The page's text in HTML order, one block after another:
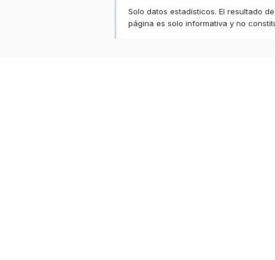
Solo datos estadísticos. El resultado
página es solo informativa y no